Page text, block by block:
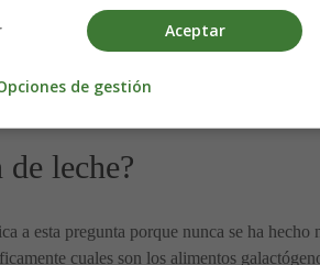
contienen mercurio, a veces en altos
sobre el consumo de pescado en niños
en tu menú mientras estés
leche?
a esta pregunta porque nunca se ha
cuales son los alimentos
Aceptar
de gestión